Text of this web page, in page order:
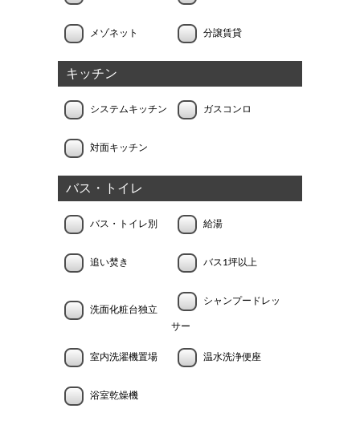
メゾネット 分譲賃貸
キッチン
システムキッチン ガスコンロ
対面キッチン
バス・トイレ
バス・トイレ別 給湯
追い焚き バス1坪以上
洗面化粧台独立
シャンプードレッ
サー
室内洗濯機置場 温水洗浄便座
浴室乾燥機